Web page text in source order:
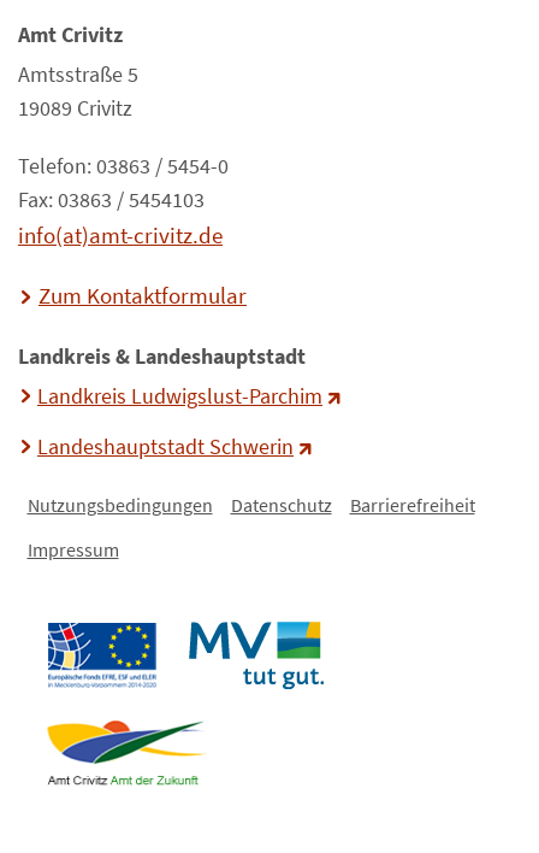
Amt Crivitz
Amtsstraße 5
19089 Crivitz
Telefon: 03863 / 5454-0
Fax: 03863 / 5454103
info(at)amt-crivitz.de
Zum Kontaktformular
Landkreis & Landeshauptstadt
Landkreis Ludwigslust-Parchim
Landeshauptstadt Schwerin
Nutzungsbedingungen Datenschutz
Barrierefreiheit
Impressum